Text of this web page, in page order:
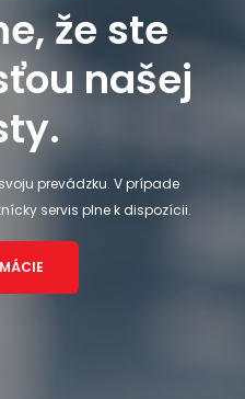
že ste
našej
prevádzku. V prípade
servis plne k dispozícii.